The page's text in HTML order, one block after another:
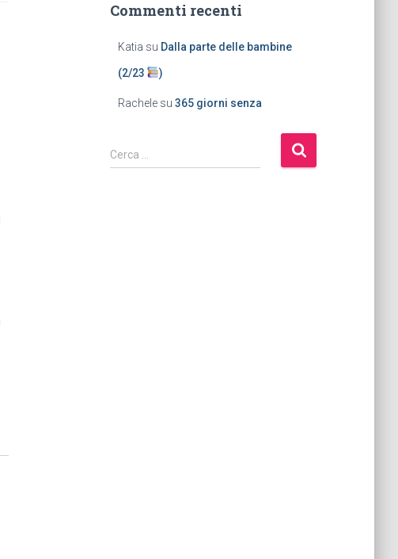
Commenti recenti
Katia su Dalla parte delle bambine
(2/23 )
Rachelesu 365 giorni senza
Cerca …